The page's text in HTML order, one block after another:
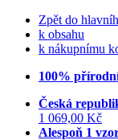
Zpět do
k obsahu
k nákupnímu
100%
Česká
1 069,00 Kč
Alespoň 1